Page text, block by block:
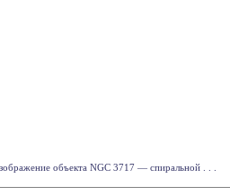
объекта NGC 3717 — спиральной . . .